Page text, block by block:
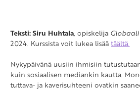
Teksti:Siru Huhtala, opiskelija
2024. Kurssista voit lukea lisäätäältä.
Nykypäivänä uusiin ihmisiin
kuin sosiaalisen mediankin kautta.
tuttava- ja kaverisuhteeni ovatkin